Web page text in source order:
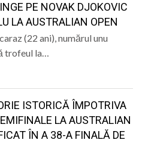
PE NOVAK DJOKOVIC
LA AUSTRALIAN OPEN
(22 ani), numărul unu
trofeul la…
ISTORICĂ ÎMPOTRIVA
LA AUSTRALIAN
ÎN A 38-A FINALĂ DE